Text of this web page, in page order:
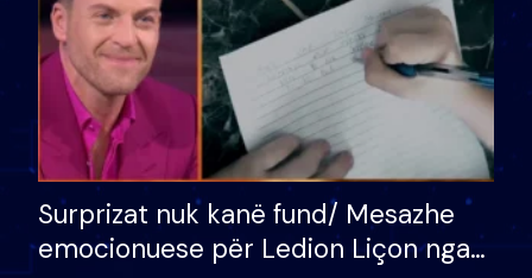
Surprizat nuk kanë fund/ Mesazhe
emocionuese për Ledion Liçon nga